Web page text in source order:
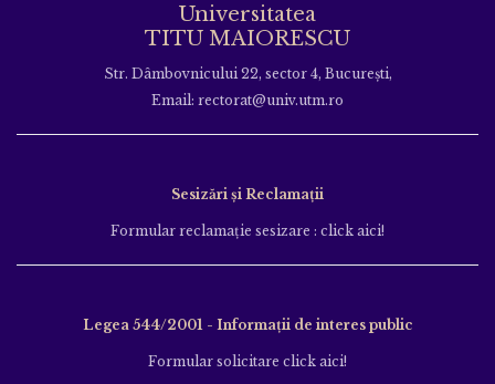
Universitatea
TITU MAIORESCU
Str. Dâmbovnicului 22, sector 4, București,
Email: rectorat@univ.utm.ro
Sesizări și Reclamații
Formular reclamație sesizare : click aici!
Legea 544/2001 - Informații de interes public
Formular solicitare click aici!